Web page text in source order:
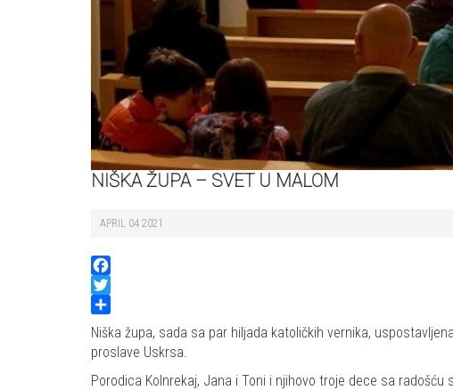
NIŠKA ŽUPA – SVET U MALOM
APRIL 04 2021
Facebook
Twitter
Share
Niška župa, sada sa par hiljada katoličkih vernika,
proslave Uskrsa.
Porodica Kolnrekaj, Jana i Toni i njihovo troje dece sa